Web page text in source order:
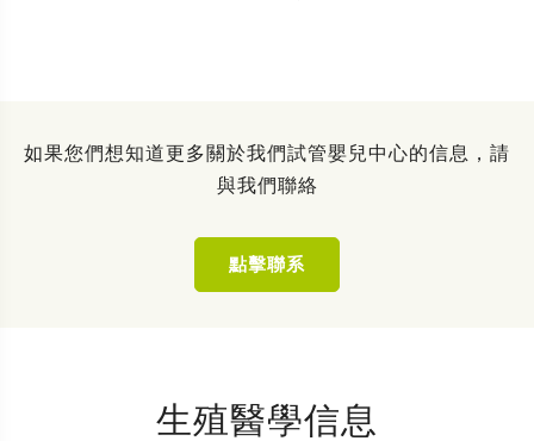
如果您們想知道更多關於我們試管嬰兒中心的信息，請
與我們聯絡
點擊聯系
生殖醫學信息